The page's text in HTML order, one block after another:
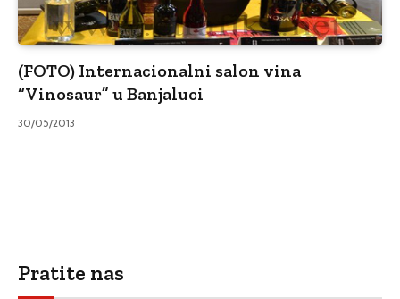
(FOTO) Internacionalni salon vina
“Vinosaur” u Banjaluci
30/05/2013
Pratite nas